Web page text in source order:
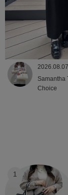
2026.08.07
Samantha
Choice
1